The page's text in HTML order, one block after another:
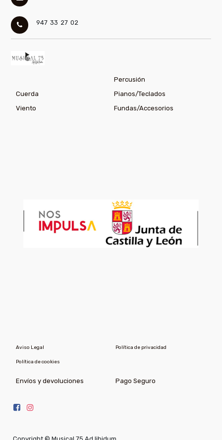
947 33 27 02
Percusión
Cuerda
Pianos/Teclados
Viento
Fundas/Accesorios
Aviso Legal Política de privacidad
Política de cookies
Envíos y devoluciones Pago Seguro